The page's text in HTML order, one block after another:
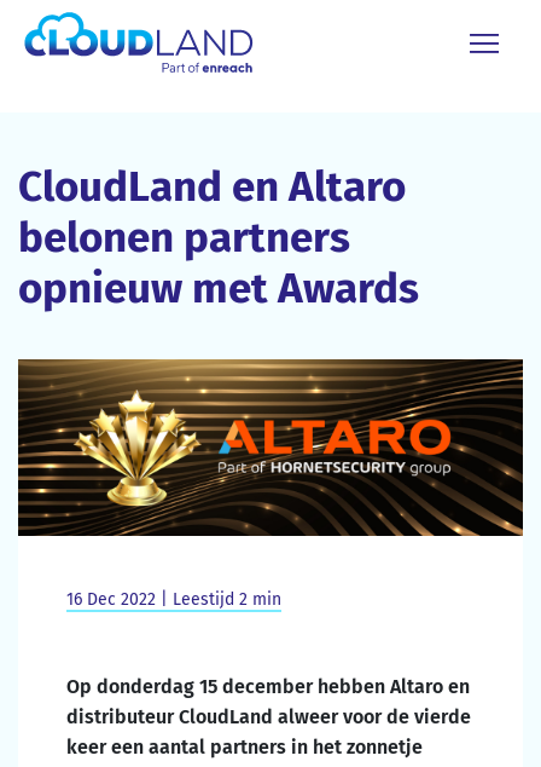
CloudLand en Altaro
belonen partners
opnieuw met Awards
16 Dec 2022 | Leestijd 2 min
Op donderdag 15 december hebben Altaro en
distributeur CloudLand alweer voor de vierde
keer een aantal partners in het zonnetje